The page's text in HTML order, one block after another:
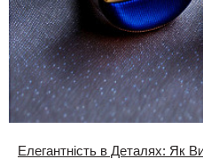
Елегантність в Деталях: Як